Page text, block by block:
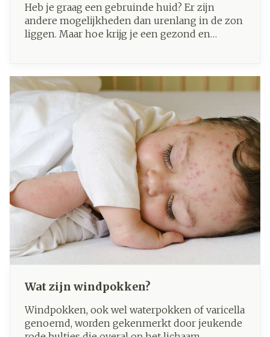
Heb je graag een gebruinde huid? Er zijn
andere mogelijkheden dan urenlang in de zon
liggen. Maar hoe krijg je een gezond en
Wat zijn windpokken?
Windpokken, ook wel waterpokken of varicella
genoemd, worden gekenmerkt door jeukende